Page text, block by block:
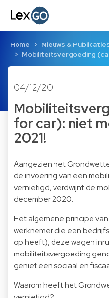
Home
Nieuws & Publicaties
Mobiliteitsvergoeding
04/12/20
for car): niet
2021!
Aangezien het
de invoering van een
vernietigd, verdwijnt de
december 2020.
Het algemene principe
werknemer die een
op heeft), deze wagen
mobiliteitsvergoeding
geniet een sociaal en
Waarom heeft het